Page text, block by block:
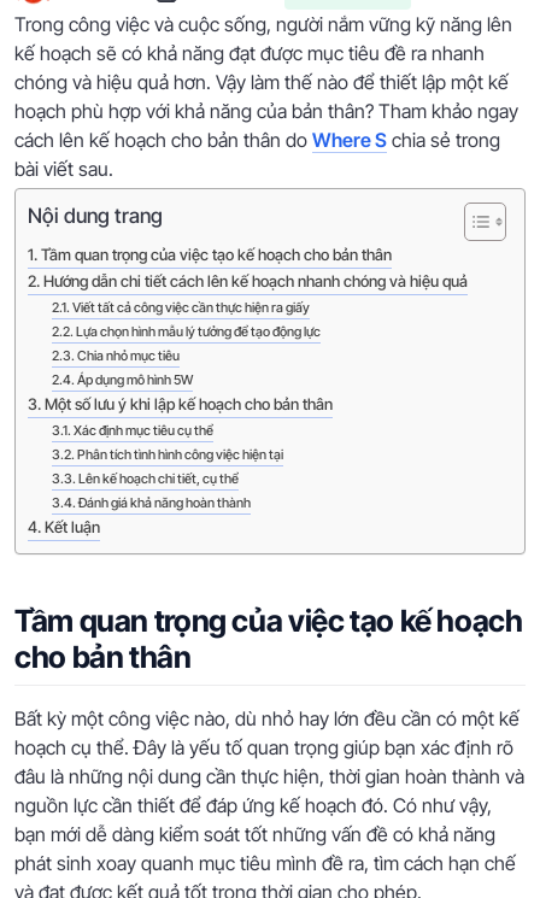
Trong công việc và cuộc sống, người nắm vững kỹ năng lên
kế hoạch sẽ có khả năng đạt được mục tiêu đề ra nhanh
chóng và hiệu quả hơn. Vậy làm thế nào để thiết lập một kế
hoạch phù hợp với khả năng của bản thân? Tham khảo ngay
cách lên kế hoạch cho bản thân do Where S chia sẻ trong
bài viết sau.
Nội dung trang
Tầm quan trọng của việc tạo kế hoạch cho bản thân
Hướng dẫn chi tiết cách lên kế hoạch nhanh chóng và hiệu quả
Viết tất cả công việc cần thực hiện ra giấy
Lựa chọn hình mẫu lý tưởng để tạo động lực
Chia nhỏ mục tiêu
Áp dụng mô hình 5W
Một số lưu ý khi lập kế hoạch cho bản thân
Xác định mục tiêu cụ thể
Phân tích tình hình công việc hiện tại
Lên kế hoạch chi tiết, cụ thể
Đánh giá khả năng hoàn thành
Kết luận
Tầm quan trọng của việc tạo kế hoạch
cho bản thân
Bất kỳ một công việc nào, dù nhỏ hay lớn đều cần có một kế
hoạch cụ thể. Đây là yếu tố quan trọng giúp bạn xác định rõ
đâu là những nội dung cần thực hiện, thời gian hoàn thành và
nguồn lực cần thiết để đáp ứng kế hoạch đó. Có như vậy,
bạn mới dễ dàng kiểm soát tốt những vấn đề có khả năng
phát sinh xoay quanh mục tiêu mình đề ra, tìm cách hạn chế
và đạt được kết quả tốt trong thời gian cho phép.